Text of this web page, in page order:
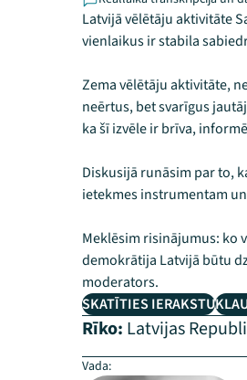
Latvijā vēlētāju aktivitāte
vienlaikus ir stabila
Zema vēlētāju aktivitāte,
neērtus, bet svarīgus
ka šī izvēle ir brīva,
Diskusijā runāsim par to,
ietekmes instrumentam
Meklēsim risinājumus: ko
demokrātija Latvijā būtu
moderators.
SKATĪTIES IERAKSTU
Rīko: Latvijas
Vada: